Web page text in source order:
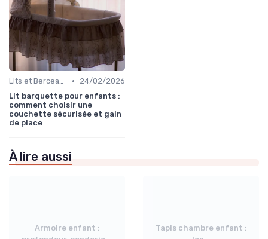
Lits et Berceaux •
24/02/2026
Lit barquette pour enfants :
comment choisir une
couchette sécurisée et gain
de place
À lire aussi
Armoire enfant :
Tapis chambre enfant :